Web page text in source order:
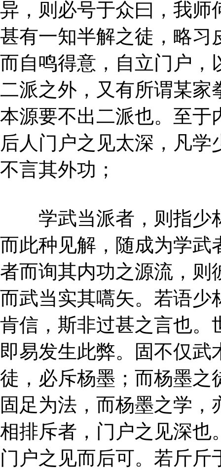
异，则必号于众曰，我师
甚有一知半解之徒，略习
而自鸣得意，自立门户，
二派之外，又有所谓某家
本源要不出二派也。至于
后人门户之见太深，凡
不言其外功；
学武当派者，则指少
而此种见解，随成为学武
者而询其内功之源流，则
而武当实其嚆矢。若语少
肯信，斯非过甚之言也。
即易发生此弊。固不仅
徒，必斥杨墨；而杨墨之
固足为法，而杨墨之学
相排斥者，门户之见深也
门户之见而后可。若斤